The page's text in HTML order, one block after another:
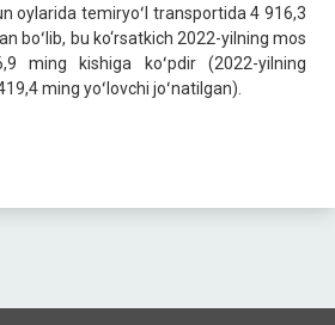
oylarida temiryoʻl transportida 4 916,3
boʻlib, bu ko‘rsatkich 2022-yilning mos
ming kishiga koʻpdir (2022-yilning
ming yoʻlovchi joʻnatilgan).